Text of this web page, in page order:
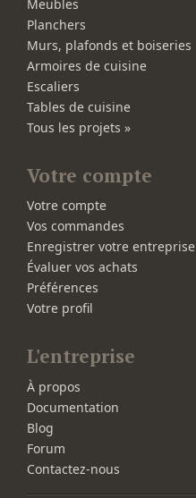
Meubles
Planchers
Murs, plafonds et boiseries
Armoires de cuisine
Escaliers
Tables de cuisine
Tous les projets »
Votre compte
Votre compte
Vos commandes
Enregistrer votre entreprise
Évaluer vos achats
Préférences
Votre profil
L'entreprise
À propos
Documentation
Blog
Forum
Contactez-nous